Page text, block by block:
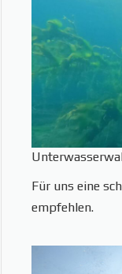
Für uns eine
empfehlen.